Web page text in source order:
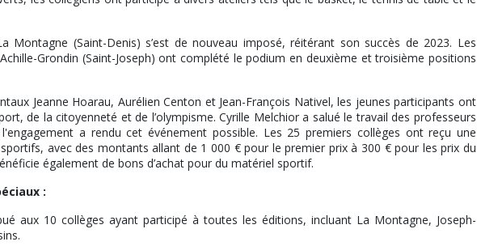
Montagne (Saint-Denis) s’est de nouveau imposé, réitérant son succès de 2023. Les
Grondin (Saint-Joseph) ont complété le podium en deuxième et troisième positions
Jeanne Hoarau, Aurélien Centon et Jean-François Nativel, les jeunes participants ont
de la citoyenneté et de l’olympisme. Cyrille Melchior a salué le travail des professeurs
l'engagement a rendu cet événement possible. Les 25 premiers collèges ont reçu une
avec des montants allant de 1 000 € pour le premier prix à 300 € pour les prix du
également de bons d’achat pour du matériel sportif.
:
aux 10 collèges ayant participé à toutes les éditions, incluant La Montagne, Joseph-